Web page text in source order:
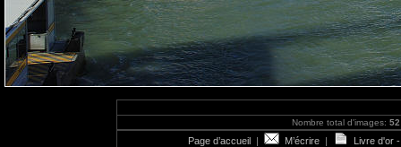
Nombre total d'images: 52
Page d’accueil | M’écrire |
Livre d'or